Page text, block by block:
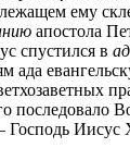
ему
апостола
спустился в ад
ада
последовало
Господь Иисус